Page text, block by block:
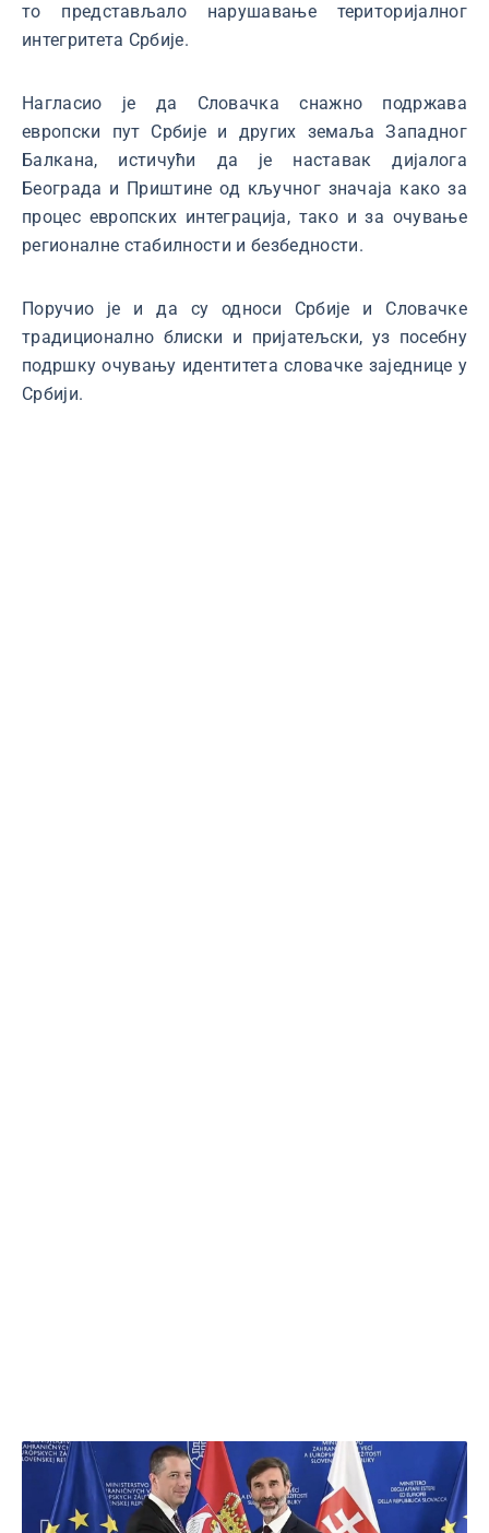
то представљало нарушавање територијалног
интегритета Србије.
Нагласио је да Словачка снажно подржава
европски пут Србије и других земаља Западног
Балкана, истичући да је наставак дијалога
Београда и Приштине од кључног значаја како за
процес европских интеграција, тако и за очување
регионалне стабилности и безбедности.
Поручио је и да су односи Србије и Словачке
традиционално блиски и пријатељски, уз посебну
подршку очувању идентитета словачке заједнице у
Србији.